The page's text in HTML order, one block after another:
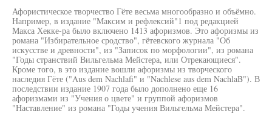
Афористическое творчество Гёте весьма многообразно и объёмно.
Например, в издание "Максим и рефлексий"1 под редакцией
Макса Хекке-ра было включено 1413 афоризмов. Это афоризмы из
романа "Избирательное сродство", гётевского журнала "Об
искусстве и древности", из "Записок по морфологии", из романа
"Годы странствий Вильгельма Мейстера, или Отрекающиеся".
Кроме того, в это издание вошли афоризмы из творческого
наследия Гёте ("Aus dem Nachlafi" и "Nachlese aus dem NachlaB"). В
последствии издание 1907 года было дополнено еще 16
афоризмами из "Учения о цвете" и группой афоризмов
"Наставление" из романа "Годы учения Вильгельма Мейстера".